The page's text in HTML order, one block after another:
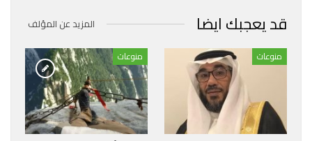
قد يعجبك ايضا المزيد عن المؤلف
منوعات منوعات